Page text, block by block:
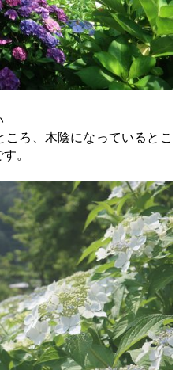
ろ、木陰になっているとこ
。